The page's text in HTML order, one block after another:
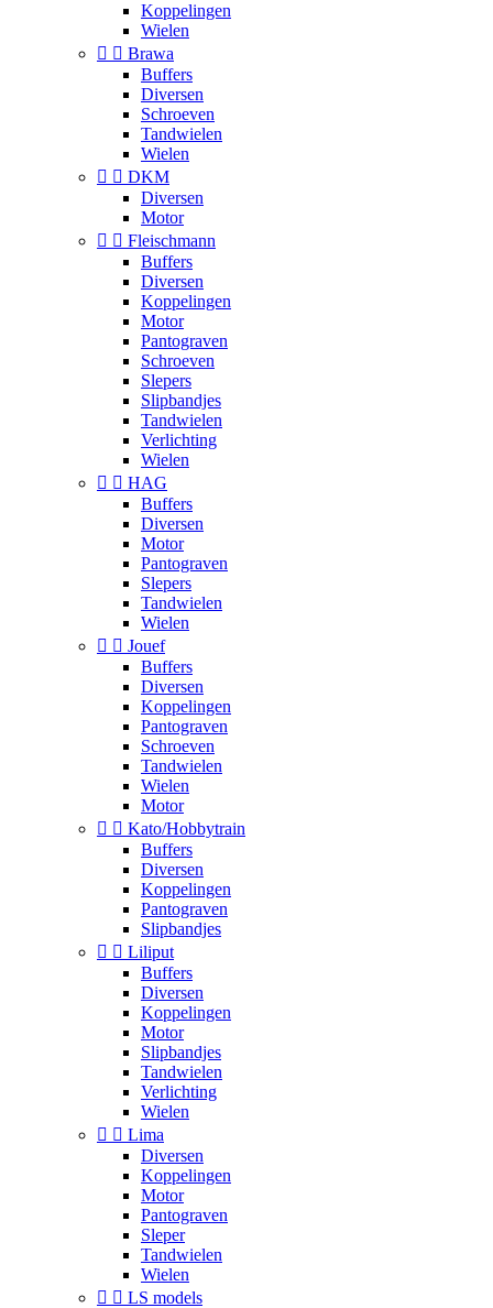
Koppelingen
Wielen
  Brawa
Buffers
Diversen
Schroeven
Tandwielen
Wielen
  DKM
Diversen
Motor
  Fleischmann
Buffers
Diversen
Koppelingen
Motor
Pantograven
Schroeven
Slepers
Slipbandjes
Tandwielen
Verlichting
Wielen
  HAG
Buffers
Diversen
Motor
Pantograven
Slepers
Tandwielen
Wielen
  Jouef
Buffers
Diversen
Koppelingen
Pantograven
Schroeven
Tandwielen
Wielen
Motor
  Kato/Hobbytrain
Buffers
Diversen
Koppelingen
Pantograven
Slipbandjes
  Liliput
Buffers
Diversen
Koppelingen
Motor
Slipbandjes
Tandwielen
Verlichting
Wielen
  Lima
Diversen
Koppelingen
Motor
Pantograven
Sleper
Tandwielen
Wielen
  LS models